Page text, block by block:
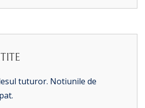
tuturor. Notiunile de